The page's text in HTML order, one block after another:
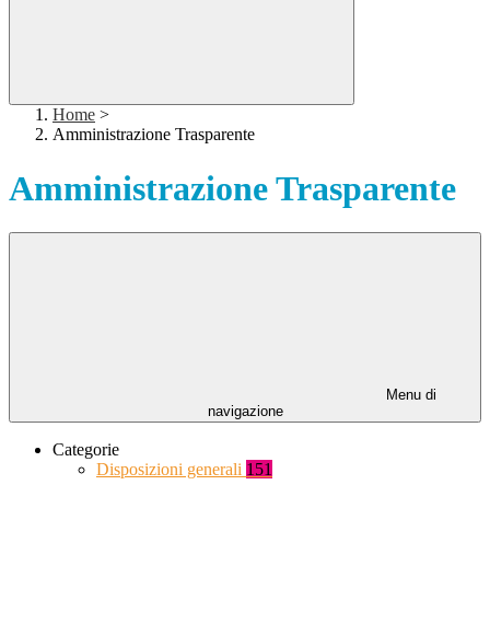
Home >
Amministrazione Trasparente
Amministrazione Trasparente
Menu di
navigazione
Categorie
Disposizioni generali 151